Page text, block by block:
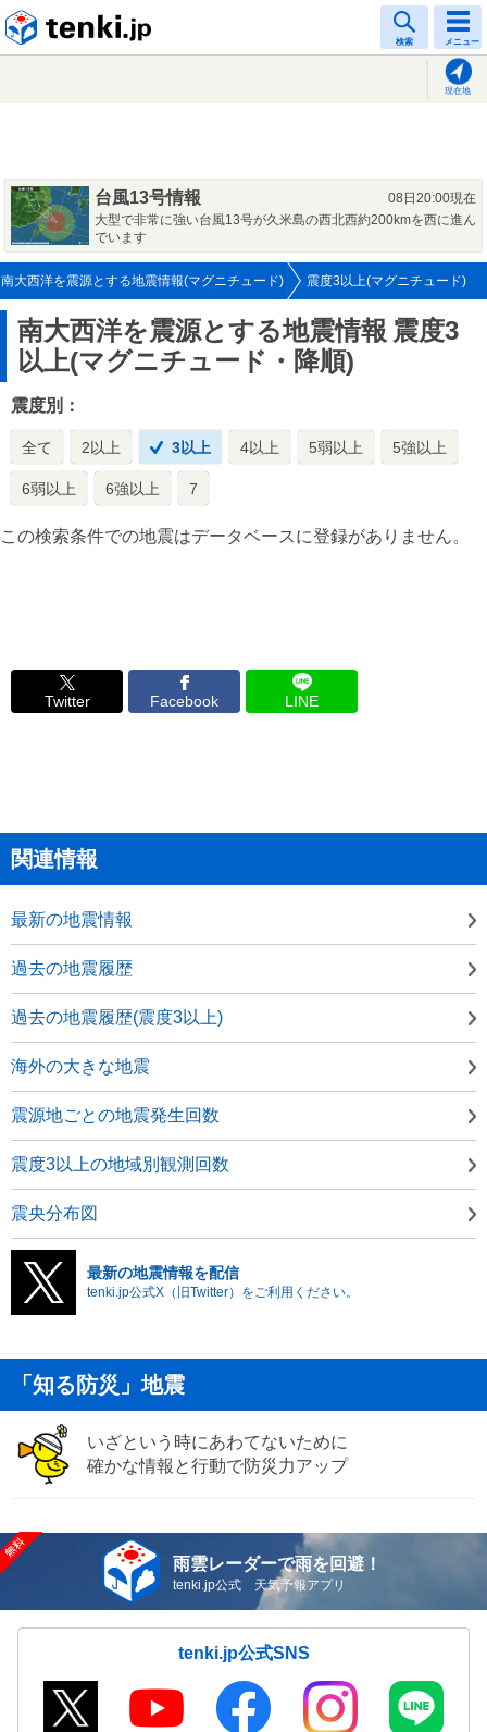
検索 メニュー
現在地
台風13号情報
08日20:00現在
大型で非常に強い台風13号が久米島の西北西約200kmを西に進ん
でいます
南大西洋を震源とする地震情報(マグニチュード) 震度3以上(マグニチュード)
南大西洋を震源とする地震情報 震度3
以上(マグニチュード・降順)
震度別：
全て 2以上 3以上 4以上 5弱以上 5強以上
6弱以上 6強以上 7
この検索条件での地震はデータベースに登録がありません。
Twitter Facebook LINE
関連情報
最新の地震情報
過去の地震履歴
過去の地震履歴(震度3以上)
海外の大きな地震
震源地ごとの地震発生回数
震度3以上の地域別観測回数
震央分布図
最新の地震情報を配信
tenki.jp公式X（旧Twitter）をご利用ください。
「知る防災」地震
いざという時にあわてないために
確かな情報と行動で防災力アップ
雨雲レーダーで雨を回避！
tenki.jp公式 天気予報アプリ
tenki.jp公式SNS